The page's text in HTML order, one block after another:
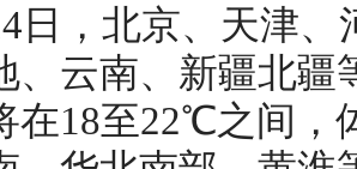
日，北京、天津
、云南、新疆北
在18至22℃之间，